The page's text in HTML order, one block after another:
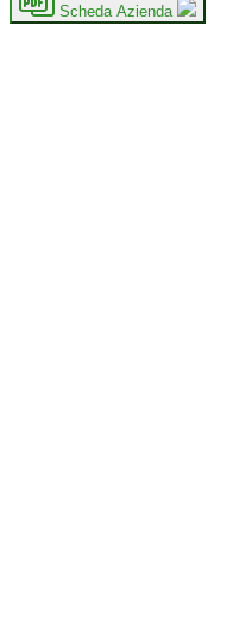
Scheda Azienda